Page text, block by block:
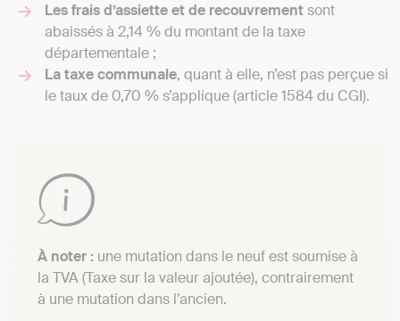
Les frais d’assiette et de recouvrementsont
abaissés à 2,14 % du montant de la taxe
départementale ;
La taxe communale, quant à elle, n’est pas perçue si
le taux de 0,70 % s’applique (article 1584 du CGI).
À noter : une mutation dans le neuf est soumise à
la TVA (Taxe sur la valeur ajoutée), contrairement
à une mutation dans l’ancien.